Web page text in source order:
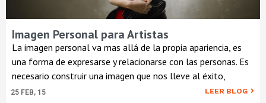
Imagen Personal para Artistas
25 FEB, 15
La imagen personal va mas allá de la propia apariencia, es
una forma de expresarse y relacionarse con las personas. Es
necesario construir una imagen que nos lleve al éxito,
LEER BLOG